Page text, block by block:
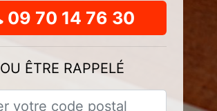
09 70 14 76 30
OU ÊTRE RAPPELÉ